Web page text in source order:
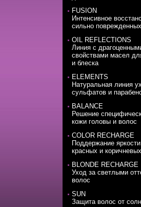
FUSION
Интенсивное
сильно
OIL REFLECTIONS
Линия с
свойствами масел
и блеска
ELEMENTS
Натуральная линия
сульфатов и
BALANCE
Решение
кожи головы и волос
COLOR RECHARGE
Поддержание
красных и
BLONDE RECHARGE
Уход за светлыми
волос
SUN
Защита волос от